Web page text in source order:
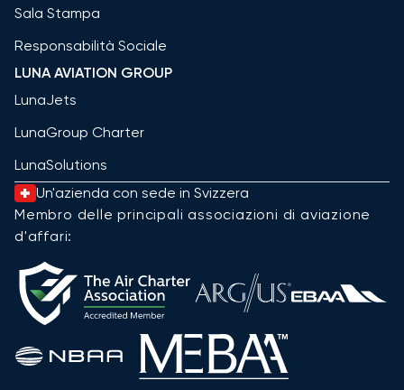
Sala Stampa
Responsabilità Sociale
LUNA AVIATION GROUP
LunaJets
LunaGroup Charter
LunaSolutions
Un'azienda con sede in Svizzera
Membro delle principali associazioni di aviazione
d'affari: